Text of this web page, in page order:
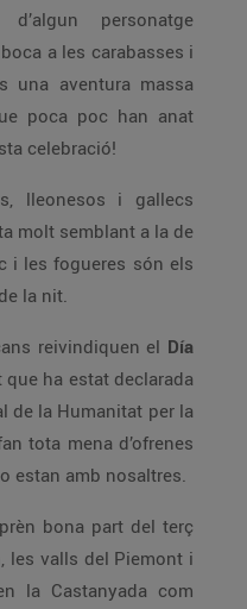
d’algun personatge
a les carabasses i
una aventura massa
poca poc han anat
celebració!
lleonesos i gallecs
molt semblant a la de
i les fogueres són els
la nit.
reivindiquen el Día
ha estat declarada
de la Humanitat per la
tota mena d’ofrenes
estan amb nosaltres.
bona part del terç
les valls del Piemont i
la Castanyada com